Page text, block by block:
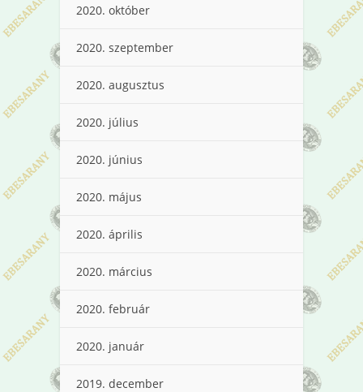
2020. október
2020. szeptember
2020. augusztus
2020. július
2020. június
2020. május
2020. április
2020. március
2020. február
2020. január
2019. december